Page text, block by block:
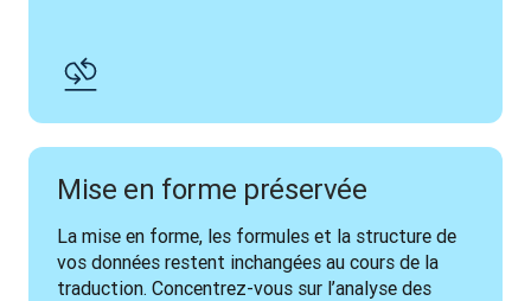
Mise en forme préservée
La mise en forme, les formules et la structure de
vos données restent inchangées au cours de la
traduction. Concentrez-vous sur l’analyse des